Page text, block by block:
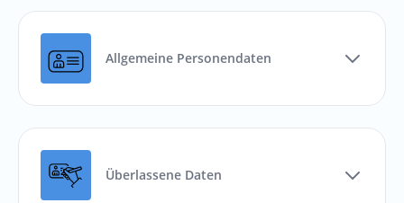
Allgemeine Personendaten
Überlassene Daten